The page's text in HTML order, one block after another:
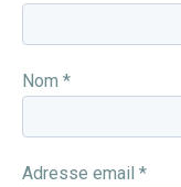
Nom *
Adresse email *